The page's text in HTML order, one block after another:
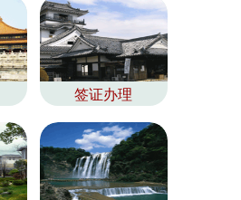
签证办理